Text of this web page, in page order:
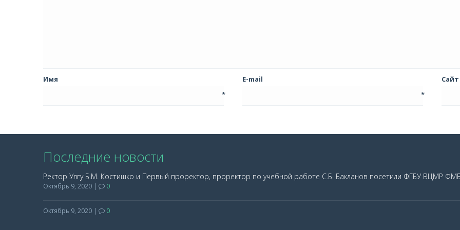
Имя
*
E-mail
*
Сайт
Последние новости
Ректор Улгу Б.М. Костишко и Первый проректор, проректор по учебной работе С.Б. Бакланов посетили ФГБУ ВЦМР
Октябрь 9, 2020 | 0
Октябрь 9, 2020 | 0